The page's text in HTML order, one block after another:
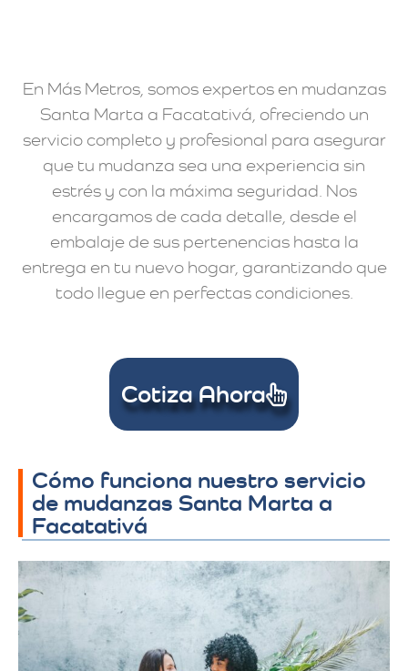
En Más Metros, somos expertos en mudanzas
Santa Marta a Facatativá, ofreciendo un
servicio completo y profesional para asegurar
que tu mudanza sea una experiencia sin
estrés y con la máxima seguridad. Nos
encargamos de cada detalle, desde el
embalaje de sus pertenencias hasta la
entrega en tu nuevo hogar, garantizando que
todo llegue en perfectas condiciones.
Cotiza Ahora
Cómo funciona nuestro servicio
de mudanzas Santa Marta a
Facatativá